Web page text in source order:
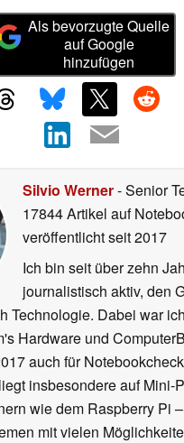
Als bevorzugte Quelle
auf Google
hinzufügen
Silvio Werner- Senior
17844 Artikel auf
veröffentlichtseit 2017
Ich bin seit über zehn
journalistisch aktiv, den
Technologie. Dabei war
Hardware und
auch für
insbesondere auf Mini-
wie dem Raspberry Pi
mit vielen